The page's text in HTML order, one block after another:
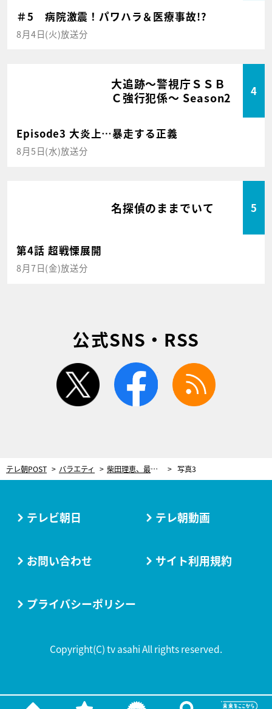
＃5 病院激震！パワハラ＆医療事故!?
8月4日(火)放送分
大追跡～警視庁ＳＳＢ
Ｃ強行犯係～ Season2
4
Episode3 大炎上…暴走する正義
8月5日(水)放送分
名探偵のままでいて 5
第4話 超戦慄展開
8月7日(金)放送分
公式SNS・RSS
twitter facebook
テレ朝POST バラエティ 柴田理恵、最愛の母が今年95歳で他界。大勢の人が参列した“お別れの会”では知らなかった思い出話も 写真3
テレビ朝日 テレ朝動画
お問い合わせ サイト利用規約
プライバシーポリシー
Copyright(C) tv asahi All rights reserved.